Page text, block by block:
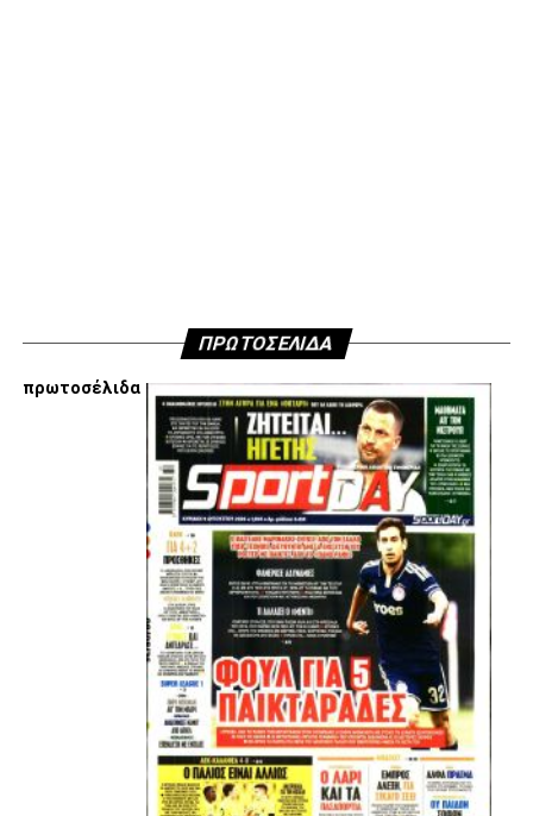
Εμείς είμαστε μόνο Π.Α.Ο.Κ.
Μόνο τα 4 γράμματα έχουν σημασία για εμάς και
ΚΑΝΕΝΑΣ δεν είναι πάνω απο αυτά τα ιερά γράμματα.
ADVERTISEMENT
ΑΜΠΑΛΑΕΑ, ΜΑΚΕΔΟΝΕΣ, ΤΟΥΜΠΑ, #031#
ΠΡΩΤΟΣΕΛΙΔΑ
πρωτοσέλιδα